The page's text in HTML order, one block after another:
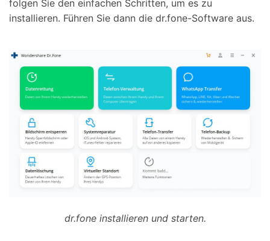
folgen Sie den einfachen Schritten, um es zu
installieren. Führen Sie dann die dr.fone-Software aus.
dr.fone installieren und starten.